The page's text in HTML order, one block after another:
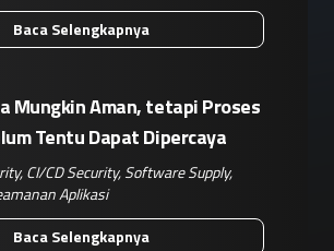
Baca Selengkapnya
Mungkin Aman, tetapi Proses
Tentu Dapat Dipercaya
,CI/CD Security,Software Supply,
Aplikasi
Baca Selengkapnya